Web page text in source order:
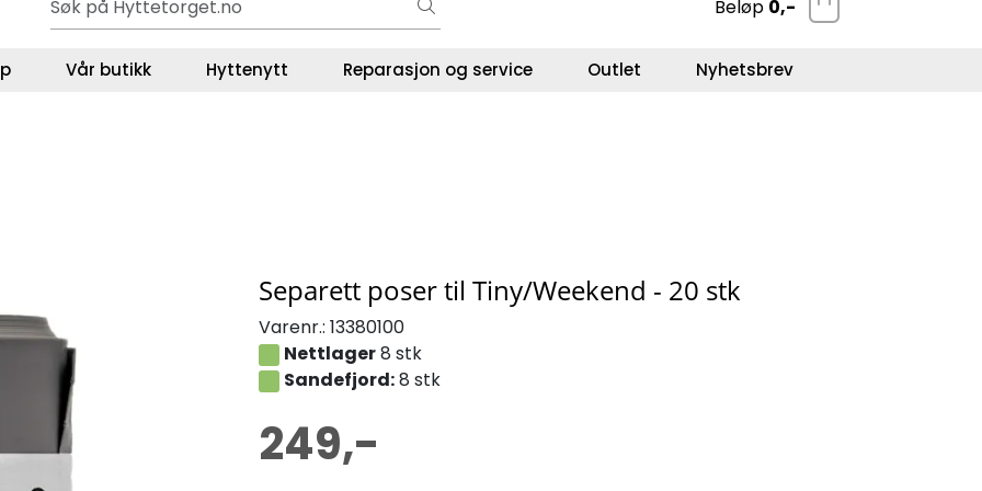
Gavekort - Gaven som ALLTID funker!
Kundeservice Favoritter
Beløp 0,-
Vår butikk Hyttenytt Reparasjon og service Outlet Nyhetsbrev
Separett poser til Tiny/Weekend - 20 stk
Varenr.: 13380100
Nettlager8 stk
Sandefjord:8 stk
249,-